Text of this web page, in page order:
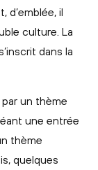
d’emblée, il
culture. La
dans la
un thème
une entrée
thème
quelques